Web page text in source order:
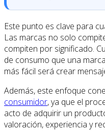
Este punto es clave para
Las marcas no solo
compiten por significado.
de consumo que una
más fácil será crear
Además, este enfoque
consumidor, ya que el
acto de adquirir un
valoración, experiencia y